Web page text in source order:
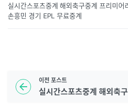
실시간스포츠중계 해외축구중계 프리미어
손흥민 경기 EPL 무료중계
이전 포스트